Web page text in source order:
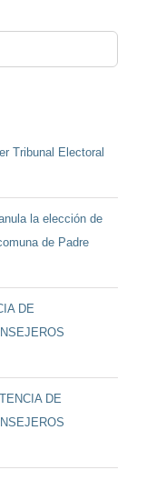
Tribunal Electoral
la elección de
de Padre
DE
DE